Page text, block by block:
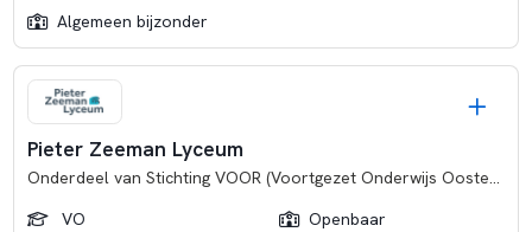
Algemeen bijzonder
Pieter Zeeman Lyceum
Onderdeel van Stichting VOOR (Voortgezet Onderwijs Oosterschelde Regio)
VO
Openbaar